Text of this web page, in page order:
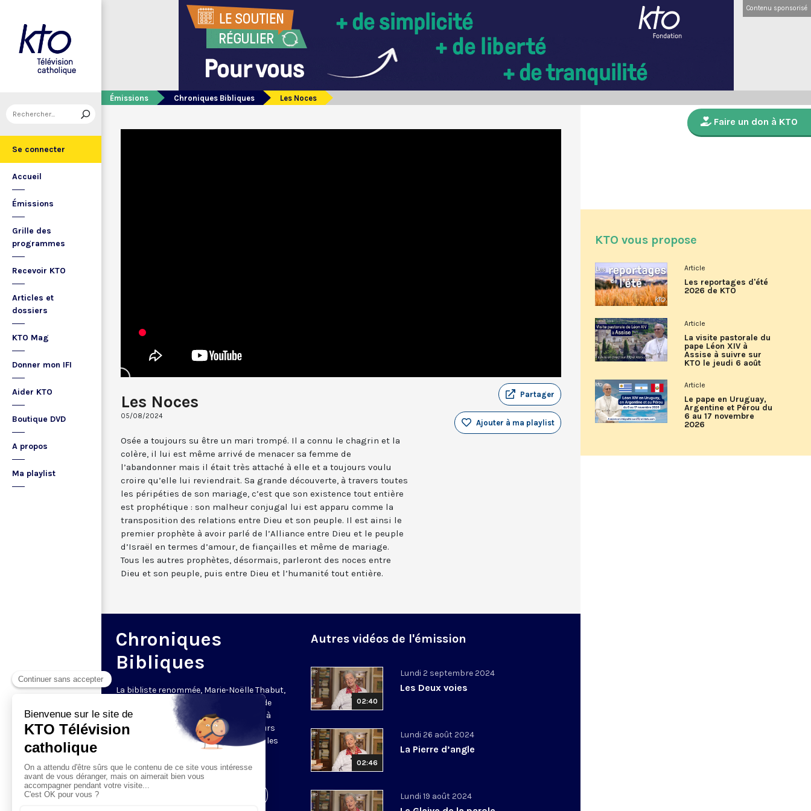
Se connecter
Accueil
Émissions
Grille des
programmes
Recevoir KTO
Articles et
dossiers
KTO Mag
Donner mon IFI
Aider KTO
Boutique DVD
A propos
Ma playlist
Contenu sponsorisé
Émissions Chroniques Bibliques Les Noces
Les Noces
05/08/2024
Partager
Ajouter à ma playlist
Osée a toujours su être un mari trompé. Il a connu le chagrin et la
colère, il lui est même arrivé de menacer sa femme de
l’abandonner mais il était très attaché à elle et a toujours voulu
croire qu’elle lui reviendrait. Sa grande découverte, à travers toutes
les péripéties de son mariage, c’est que son existence tout entière
est prophétique : son malheur conjugal lui est apparu comme la
transposition des relations entre Dieu et son peuple. Il est ainsi le
premier prophète à avoir parlé de l’Alliance entre Dieu et le peuple
d’Israël en termes d’amour, de fiançailles et même de mariage.
Tous les autres prophètes, désormais, parleront des noces entre
Dieu et son peuple, puis entre Dieu et l’humanité tout entière.
Chroniques
Bibliques
La bibliste renommée, Marie-Noëlle Thabut,
traduit et médite les psaumes depuis de
nombreuses années sur KTO. Elle livre à
présent tous leurs sucs, développe leurs
thèmes transversaux, leurs liens avec les
épisodes bibliques.
Autres vidéos de l'émission
02:40
Lundi 2 septembre 2024
Les Deux voies
02:46
Lundi 26 août 2024
La Pierre d’angle
Lundi 19 août 2024
Faire un don à KTO
KTO vous propose
Article
Les reportages d'été
2026 de KTO
Article
La visite pastorale du
pape Léon XIV à
Assise à suivre sur
KTO le jeudi 6 août
Article
Le pape en Uruguay,
Argentine et Pérou du
6 au 17 novembre
2026